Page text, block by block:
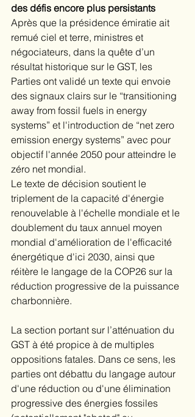
des défis encore plus persistants
Après que la présidence émiratie ait
remué ciel et terre, ministres et
négociateurs, dans la quête d’un
résultat historique sur le GST, les
Parties ont validé un texte qui envoie
des signaux clairs sur le “transitioning
away from fossil fuels in energy
systems” et l'introduction de “net zero
emission energy systems” avec pour
objectif l'année 2050 pour atteindre le
zéro net mondial.
Le texte de décision soutient le
triplement de la capacité d'énergie
renouvelable à l'échelle mondiale et le
doublement du taux annuel moyen
mondial d'amélioration de l'efficacité
énergétique d'ici 2030, ainsi que
réitère le langage de la COP26 sur la
réduction progressive de la puissance
charbonnière.
La section portant sur l’atténuation du
GST à été propice à de multiples
oppositions fatales. Dans ce sens, les
parties ont débattu du langage autour
d'une réduction ou d'une élimination
progressive des énergies fossiles